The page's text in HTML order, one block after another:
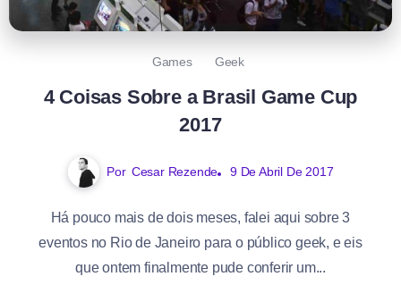
Games Geek
4 Coisas Sobre a Brasil Game Cup
2017
Por Cesar Rezende 9 De Abril De 2017
Há pouco mais de dois meses, falei aqui sobre 3
eventos no Rio de Janeiro para o público geek, e eis
que ontem finalmente pude conferir um...